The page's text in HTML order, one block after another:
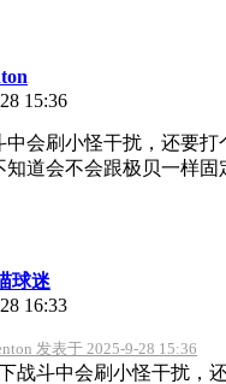
15:36
中会刷小怪干扰，还要打
知道会不会跟极贝一样
球迷
16:33
发表于 2025-9-28 15:36
战斗中会刷小怪干扰，